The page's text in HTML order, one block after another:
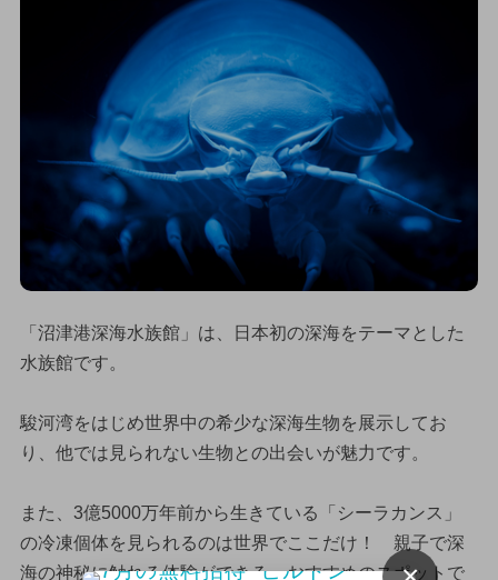
「沼津港深海水族館」は、日本初の深海をテーマとした
水族館です。
駿河湾をはじめ世界中の希少な深海生物を展示してお
り、他では見られない生物との出会いが魅力です。
また、3億5000万年前から生きている「シーラカンス」
の冷凍個体を見られるのは世界でここだけ！ 親子で深
海の神秘に触れる体験ができる、おすすめのスポットで